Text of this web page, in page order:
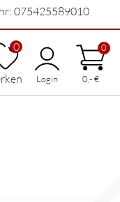
075425589010
0
Login
0
0,- €